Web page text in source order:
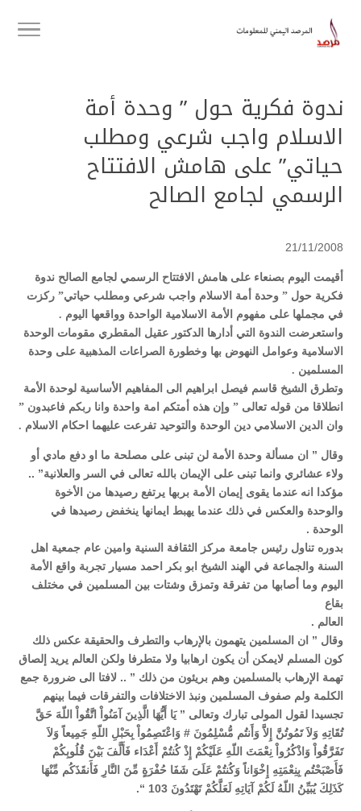
ندوة فكرية حول ” وحدة أمة
الاسلام واجب شرعي ومطلب
حياتي” على هامش الافتتاح
الرسمي لجامع الصالح
21/11/2008
أقيمت اليوم بصنعاء على هامش الافتتاح الرسمي لجامع الصالح ندوة
فكرية حول ” وحدة أمة الاسلام واجب شرعي ومطلب حياتي” ركزت
في مجملها على مفهوم الأمة الاسلامية الواحدة وواقعها اليوم .
واستعرضت الندوة التي أدارها الدكتور عقيل المقطري مقومات الوحدة
الاسلامية وعوامل النهوض بها وخطورة الصراعات المذهبية على وحدة
المسلمين .
وتطرق الشيخ قاسم فيصل ابراهيم الى المفاهيم الأساسية لوحدة الأمة
انطلاقا من قوله تعالى ” وإن هذه أمتكم امة واحدة وانا ربكم فاعبدون ”
وان الدين الاسلامي دين الوحدة والتوحيد تفرعت عليهما احكام الاسلام .
وقال ” ان مسألة وحدة الأمة لن تبنى على مصلحة ما او دفع مادي أو
ولاء عشائري وانما تبنى على الإيمان بالله تعالى في السر والعلانية” ..
مؤكدا انه عندما يقوى إيمان الأمة بربها يرتفع رصيدها من الأخوة
والوحدة والعكس في ذلك عندما يهبط ايمانها ينخفض رصيدها في
الوحدة .
بدوره تناول رئيس جامعة مركز الثقافة السنية وامين عام جمعية اهل
السنة والجماعة في الهند الشيخ ابو بكر احمد مسيار تجربة واقع الأمة
اليوم وما أصابها من تفرقة وتمزق وشتات بين المسلمين في مختلف
بقاع
العالم .
وقال ” ان المسلمين يتهمون بالإرهاب والتطرف والحقيقة عكس ذلك
كون المسلم لايمكن أن يكون ارهابيا ولا متطرفا ولكن العالم يريد إلصاق
تهمة الإرهاب بالمسلمين وهم بريئون من ذلك ” .. لافتا الى ضرورة جمع
الكلمة ولم صفوف المسلمين ونبذ الاختلافات والتفرقات فيما بينهم
تجسيدا لقول المولى تبارك وتعالى ” يَا أَيُّهَا الَّذِينَ آمَنُواْ اتَّقُواْ اللّهَ حَقَّ
تُقَاتِهِ وَلاَ تَمُوتُنَّ إِلاَّ وَأَنتُم مُّسْلِمُونَ # وَاعْتَصِمُواْ بِحَبْلِ اللّهِ جَمِيعاً وَلاَ
تَفَرَّقُواْ وَاذْكُرُواْ نِعْمَتَ اللّهِ عَلَيْكُمْ إِذْ كُنتُمْ أَعْدَاء فَأَلَّفَ بَيْنَ قُلُوبِكُمْ
فَأَصْبَحْتُم بِنِعْمَتِهِ إِخْوَاناً وَكُنتُمْ عَلَىَ شَفَا حُفْرَةٍ مِّنَ النَّارِ فَأَنقَذَكُم مِّنْهَا
كَذَلِكَ يُبَيِّنُ اللّهُ لَكُمْ آيَاتِهِ لَعَلَّكُمْ تَهْتَدُونَ 103 “.